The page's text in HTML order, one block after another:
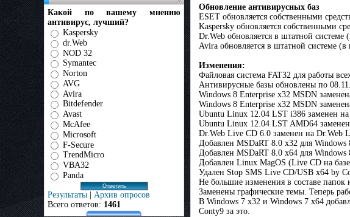
Какой по вашему мнению
антивирус, лучший?
Kaspersky
dr.Web
NOD 32
Symantec
Norton
AVG
Avira
Bitdefender
Avast
McAfee
Microsoft
F-Secure
TrendMicro
VBA32
Panda
Результаты | Архив опросов
Всего ответов: 1461
Обновление антивирусных баз
ESET обновляется собственными
Kaspersky обновляется собственными
Dr.Web обновляется в штатной
Avira обновляется в штатной системе
Изменения:
Файловая система FAT32 для работы
Антивирусные базы обновлены по
Windows 8 Enterprise x32 MSDN
Windows 8 Enterprise x32 MSDN
Ubuntu Linux 12.04 LST i386 заменен
Ubuntu Linux 12.04 LST AMD64
Dr.Web Live CD 6.0 заменен на Dr.Web
Добавлен MSDaRT 8.0 x32 для Windows
Добавлен MSDaRT 8.0 x64 для Windows
Добавлен Linux MagOS (Live CD на
Удален Stop SMS Live CD/USB x64 by
Не большие изменения в составе папок
Заменены графические темы. Теперь
В Windows 7 x32 и Windows 7 x64
Conty9 за это.